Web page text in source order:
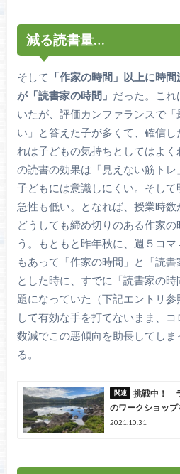
減る読書量…
そして 「作家の時間」以上に時
が「読書家の時間」 だった。これ
いたが、評価カンファランスで
い」と答えた子が多くて、確信し
れは子どもの気持ちとしてはよ
の読書の効果は「見えない筋トレ
子どもには意識しにくい。そし
急性も低い。となれば、授業時
どうしても締め切りのある作家
う。もともと昨年秋に、週５コ
もあって「作家の時間」と「読
とした時に、すでに「読書家の
題になっていた（下記エントリ
して有効な手を打てないまま、
数減でこの悪傾向を助長してし
る。
挑戦中！
のワークショッ
2021.10.31